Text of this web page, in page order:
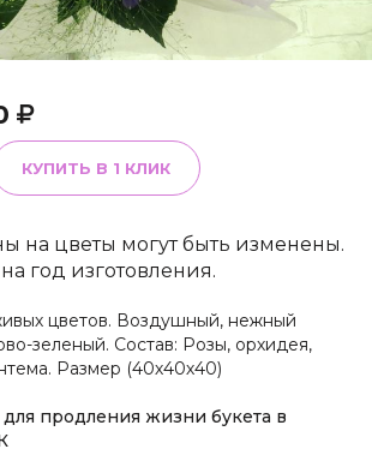
КУПИТЬ В 1 КЛИК
на цветы могут быть изменены.
год изготовления.
цветов. Воздушный, нежный
зеленый. Состав: Розы, орхидея,
Размер (40х40х40)
продления жизни букета в